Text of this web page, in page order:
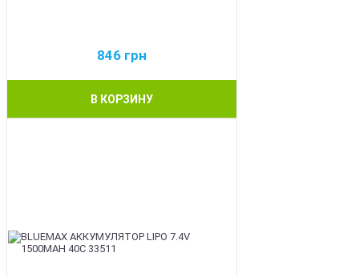
846 грн
В КОРЗИНУ